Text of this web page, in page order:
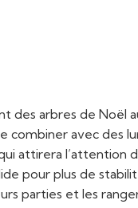
arbres de Noël
avec des
attirera l’attention
pour plus de
parties et les